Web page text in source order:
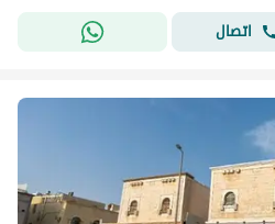
اتصال